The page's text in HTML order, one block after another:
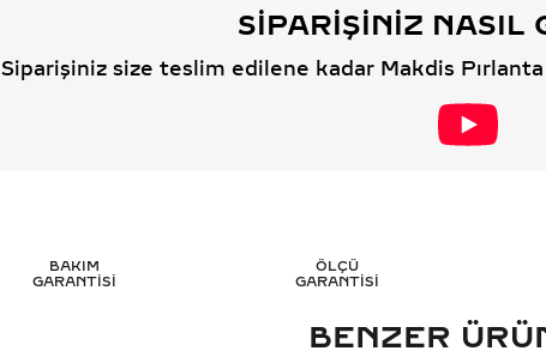
SIPARIŞINIZ NASIL
Siparişiniz size teslim edilene kadar Makdis
BAKIM
GARANTİSİ
ÖLÇÜ
GARANTİSİ
BENZER